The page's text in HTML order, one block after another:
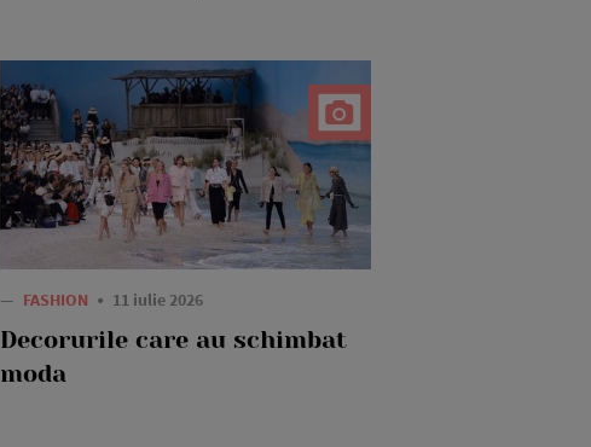
— FASHION 11 iulie 2026
Decorurile care au schimbat
moda